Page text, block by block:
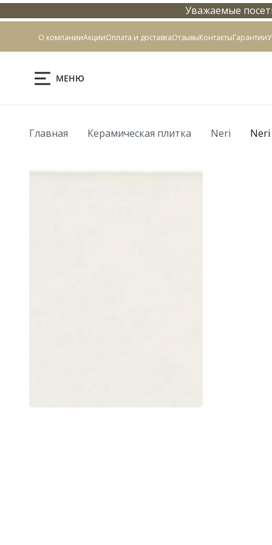
Контакты
Уважаемые
О компанииАкцииОплата и доставкаОтзывыКонтактыГарантии
МЕНЮ
Главная Керамическая плитка Neri Neri